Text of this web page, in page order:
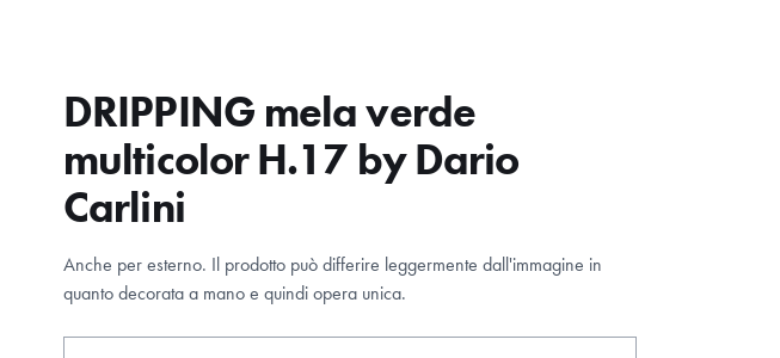
DRIPPING mela verde
multicolor H.17 by Dario
Carlini
Anche per esterno. Il prodotto può differire leggermente dall'immagine in
quanto decorata a mano e quindi opera unica.